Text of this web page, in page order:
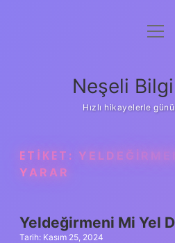
Anasayfa
Yasal
Neşeli
Hızlı hikayelerle
ETIKET:
YARAR
Yeldeğirmeni Mi Yel
Tarih: Kasım 25, 2024